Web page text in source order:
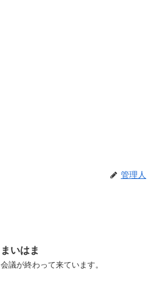
管理人
まいはま
会議が終わって来ています。